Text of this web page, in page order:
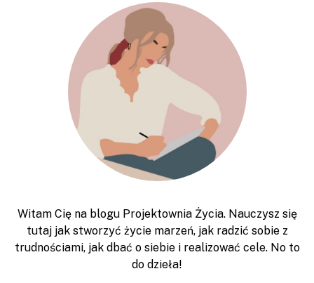
Witam Cię na blogu Projektownia Życia. Nauczysz się
tutaj jak stworzyć życie marzeń, jak radzić sobie z
trudnościami, jak dbać o siebie i realizować cele. No to
do dzieła!